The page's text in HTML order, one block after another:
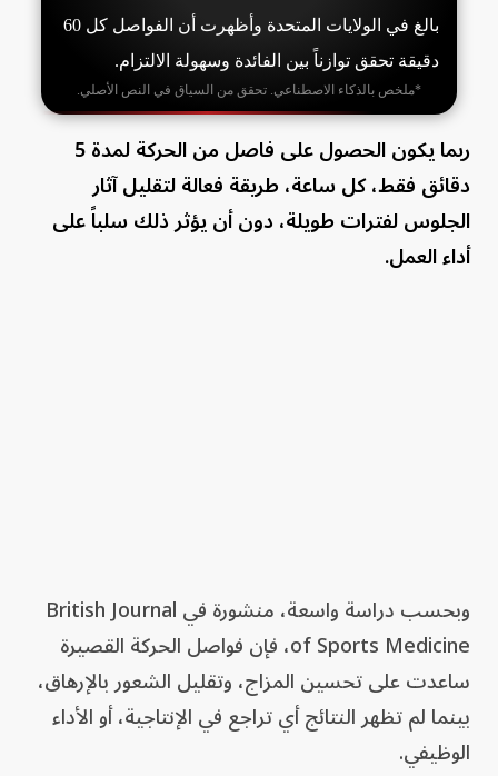
بالغ في الولايات المتحدة وأظهرت أن الفواصل كل 60
دقيقة تحقق توازناً بين الفائدة وسهولة الالتزام.
*ملخص بالذكاء الاصطناعي. تحقق من السياق في النص الأصلي.
ربما يكون الحصول على فاصل من الحركة لمدة 5
دقائق فقط، كل ساعة، طريقة فعالة لتقليل آثار
الجلوس لفترات طويلة، دون أن يؤثر ذلك سلباً على
أداء العمل.
وبحسب دراسة واسعة، منشورة في British Journal
of Sports Medicine، فإن فواصل الحركة القصيرة
ساعدت على تحسين المزاج، وتقليل الشعور بالإرهاق،
بينما لم تظهر النتائج أي تراجع في الإنتاجية، أو الأداء
الوظيفي.